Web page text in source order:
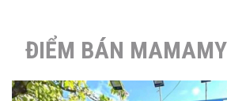
ĐIỂM BÁN